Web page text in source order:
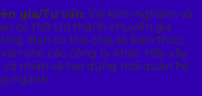
gia/Tư vấn: Với kinh nghiệm và
có thể trở thành chuyên gia
Bạn có thể chia sẻ kiến thức,
cho các công ty khác. Hãy xây
nhân và tạo dựng mối quan hệ
ngành.